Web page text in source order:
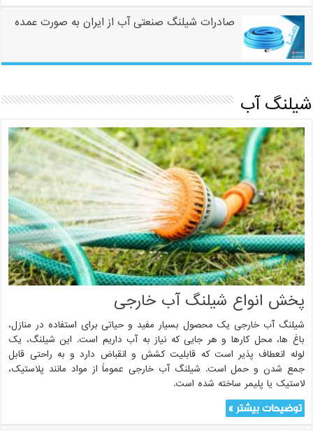
صادرات شیلنگ صنعتی آب از ایران به صورت عمده
شیلنگ آب
پخش انواع شیلنگ آب خارجی
شیلنگ آب خارجی یک محصول بسیار مفید و حیاتی برای استفاده در منازل،
باغ ها، محل کارها و هر جایی که نیاز به آب داریم است. این شیلنگ، یک
لوله انعطاف پذیر است که قابلیت کشش و انقباض دارد و به راحتی قابل
جمع شدن و حمل است. شیلنگ آب خارجی عموماً از مواد مانند پلاستیک،
لاستیک یا پلیمر ساخته شده است.
توضیحات بیشتر »